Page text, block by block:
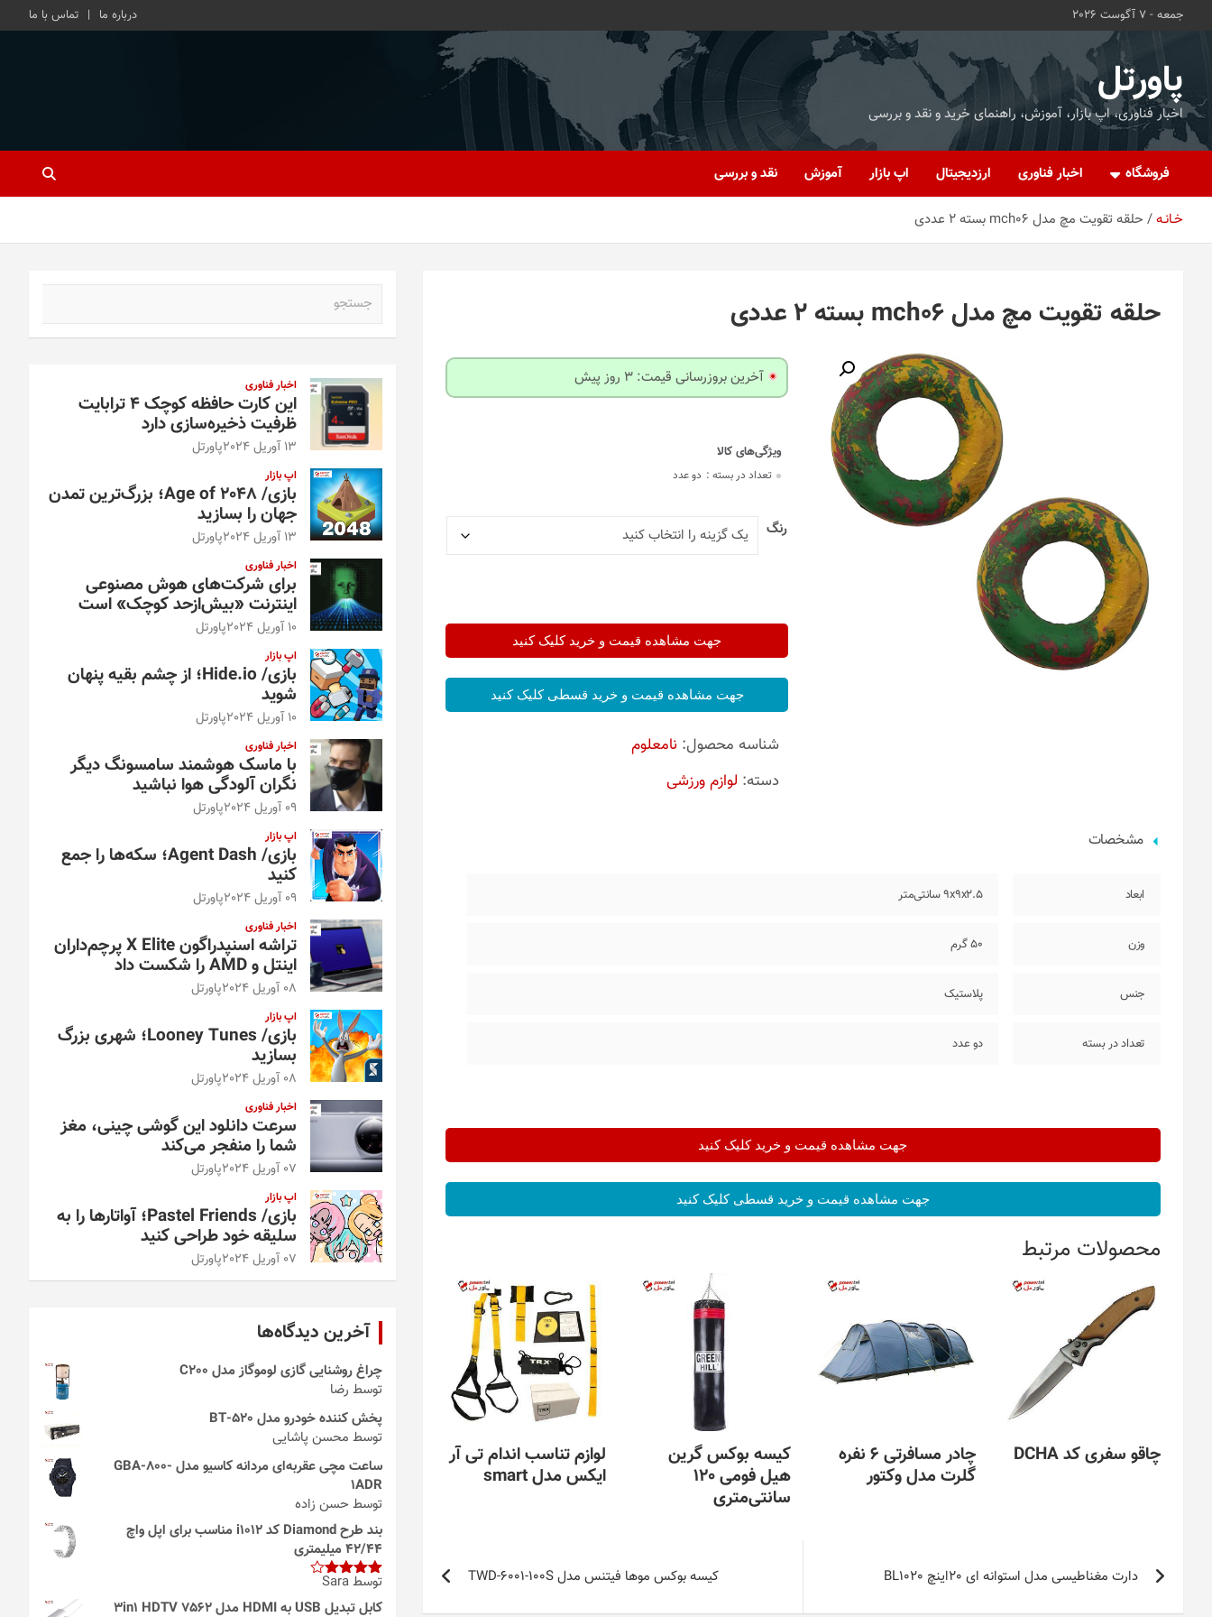
جمعه - 7 آگوست 2026 درباره ما تماس با ما
پاورتل
اخبار فناوری، اپ بازار، آموزش، راهنمای خرید و نقد و بررسی
فروشگاه اخبار فناوری ارزدیجیتال اپ بازار آموزش نقد و بررسی
خـانـه حلقه تقویت مچ مدل mch06 بسته 2 عددی
حلقه تقویت مچ مدل mch06 بسته 2 عددی
آخرین بروزرسانی قیمت: 3 روز پیش
تعداد در بسته : دو عدد
رنگ
جهت مشاهده قیمت و خرید کلیک کنید
جهت مشاهده قیمت و خرید قسطی کلیک کنید
شناسه محصول: نامعلوم
دسته: لوازم ورزشی
مشخصات
ابعاد 9x9x2.5 سانتی‌متر
وزن 50 گرم
جنس پلاستیک
تعداد در بسته دو عدد
جهت مشاهده قیمت و خرید کلیک کنید
جهت مشاهده قیمت و خرید قسطی کلیک کنید
محصولات مرتبط
چاقو سفری کد DCHA
چادر مسافرتی 6 نفره
گلرت مدل وکتور
کیسه بوکس گرین
هیل فومی 120
سانتی‌متری
لوازم تناسب اندام تی آر
ایکس مدل smart
راهبری
نوشتهدارت مغناطیسی مدل استوانه ای 20اینچ BL1020 کیسه بوکس موها فیتنس مدل TWD-6001-100S
اخبار فناوری
این کارت حافظه کوچک ۴ ترابایت
ظرفیت ذخیره‌سازی دارد
13 آوریل 2024 پاورتل
اپ بازار
بازی/ Age of 2048؛ بزرگ‌ترین تمدن
جهان را بسازید
13 آوریل 2024 پاورتل
اخبار فناوری
برای شرکت‌های هوش مصنوعی
اینترنت «بیش‌از‌حد کوچک» است
10 آوریل 2024 پاورتل
اپ بازار
بازی/ Hide.io؛ از چشم بقیه پنهان
شوید
10 آوریل 2024 پاورتل
اخبار فناوری
با ماسک هوشمند سامسونگ دیگر
نگران آلودگی هوا نباشید
09 آوریل 2024 پاورتل
اپ بازار
بازی/ Agent Dash؛ سکه‌ها را جمع
کنید
09 آوریل 2024 پاورتل
اخبار فناوری
تراشه اسنپدراگون X Elite پرچم‌داران
اینتل و AMD را شکست داد
08 آوریل 2024 پاورتل
اپ بازار
بازی/ Looney Tunes؛ شهری بزرگ
بسازید
08 آوریل 2024 پاورتل
اخبار فناوری
سرعت دانلود این گوشی چینی، مغز
شما را منفجر می‌کند
07 آوریل 2024 پاورتل
اپ بازار
بازی/ Pastel Friends؛ آواتارها را به
سلیقه خود طراحی کنید
07 آوریل 2024 پاورتل
آخرین دیدگاه‌ها
چراغ روشنایی گازی لوموگاز مدل C200
توسط رضا
پخش کننده خودرو مدل 520-BT
توسط محسن پاشایی
ساعت مچی عقربه‌ای مردانه کاسیو مدل GBA-800-
1ADR
توسط حسن زاده
بند طرح Diamond کد i1012 مناسب برای اپل واچ
42/44 میلیمتری
امتیاز4
از 5
توسط Sara
کابل تبدیل USB به HDMI مدل 3in1 HDTV 7562